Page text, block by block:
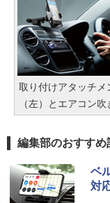
取り付けアタッチメ
（左）とエアコン
編集部のおすすめ
ベ
対